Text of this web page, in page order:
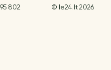
802 © le24.lt 2026